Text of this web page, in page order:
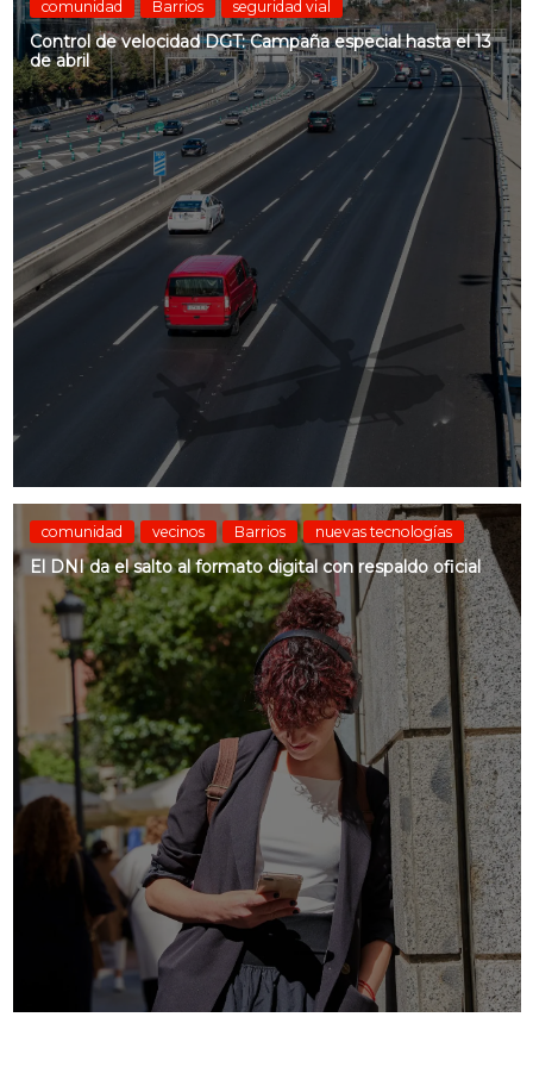
comunidad Barrios seguridad vial
Control de velocidad DGT: Campaña especial hasta el 13
de abril
comunidad vecinos Barrios nuevas tecnologías
El DNI da el salto al formato digital con respaldo oficial